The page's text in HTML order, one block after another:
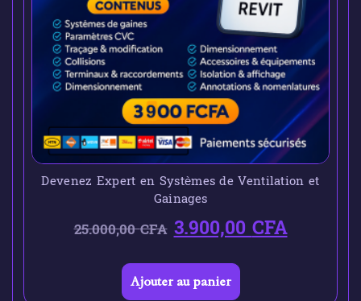
Devenez Expert en Systèmes de Ventilation et
Gainages
25.000,00CFA 3.900,00CFA
Ajouter au panier